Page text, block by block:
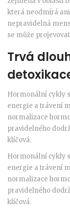
která neodmírá
nepravidelná
se může
Trvá
Hormonální cykly
energie a trávení
normalizace
pravidelného
klíčová.
Hormonální cykly
energie a trávení
normalizace
pravidelného
klíčová.